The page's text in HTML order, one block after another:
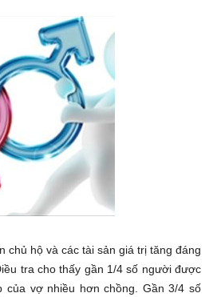
chủ hộ và các tài sản giá trị tăng đáng
tra cho thấy gần 1/4 số người được
của vợ nhiều hơn chồng. Gần 3/4 số